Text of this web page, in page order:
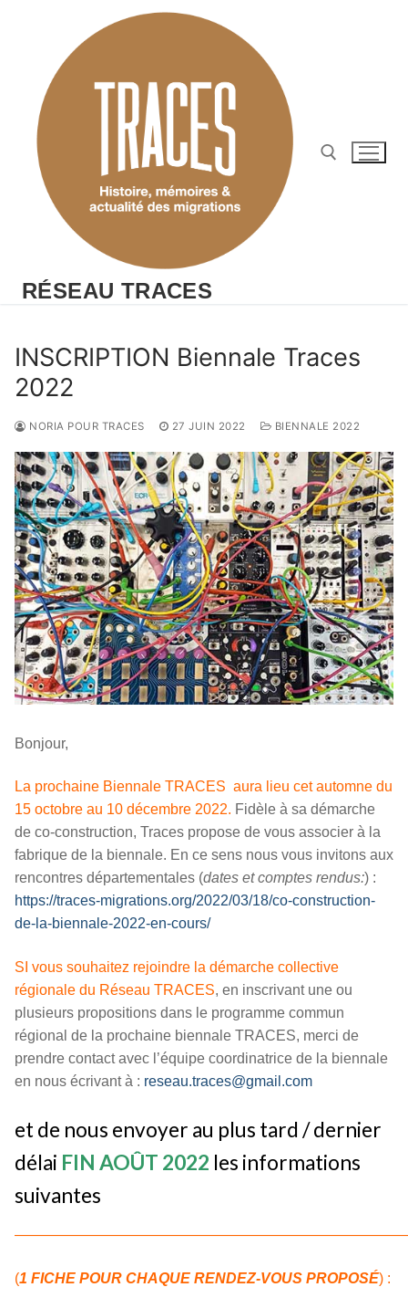
RÉSEAU TRACES
INSCRIPTION Biennale Traces
2022
NORIA POUR TRACES 27 JUIN 2022 BIENNALE 2022
Bonjour,
La prochaine Biennale TRACES aura lieu cet automne du
15 octobre au 10 décembre 2022. Fidèle à sa démarche
de co-construction, Traces propose de vous associer à la
fabrique de la biennale. En ce sens nous vous invitons aux
rencontres départementales (dates et comptes rendus:) :
https://traces-migrations.org/2022/03/18/co-construction-
de-la-biennale-2022-en-cours/
SI vous souhaitez rejoindre la démarche collective
régionale du Réseau TRACES, en inscrivant une ou
plusieurs propositions dans le programme commun
régional de la prochaine biennale TRACES, merci de
prendre contact avec l’équipe coordinatrice de la biennale
en nous écrivant à : reseau.traces@gmail.com
et de nous envoyer au plus tard / dernier
délai FIN AOÛT 2022 les informations
suivantes
(1 FICHE POUR CHAQUE RENDEZ-VOUS PROPOSÉ) :